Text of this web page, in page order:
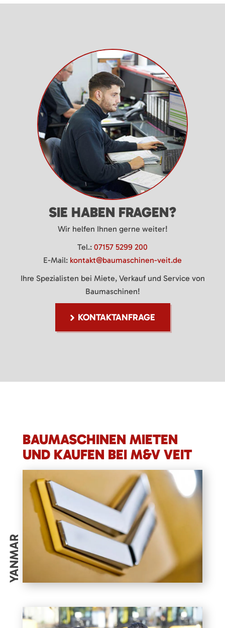
SIE HABEN FRAGEN?
Wir helfen Ihnen gerne weiter!
Tel.: 07157 5299 200
E-Mail: kontakt@baumaschinen-veit.de
Ihre Spezialisten bei Miete, Verkauf und Service von
Baumaschinen!
KONTAKTANFRAGE
BAUMASCHINEN MIETEN
UND KAUFEN BEI M&V VEIT
YANMAR